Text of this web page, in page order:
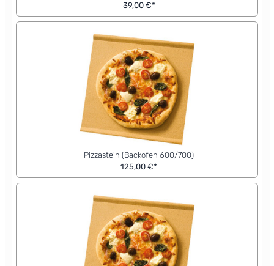
39,00 €*
Pizzastein (Backofen 600/700)
125,00 €*